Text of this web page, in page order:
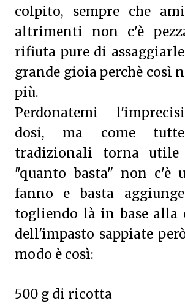
colpito, sempre che
altrimenti non c'è
rifiuta pure di
grande gioia perchè così
più.
Perdonatemi
dosi, ma come
tradizionali torna utile
"quanto basta" non c'è
fanno e basta
togliendo là in base alla
dell'impasto sappiate
modo è così:
500 g di ricotta